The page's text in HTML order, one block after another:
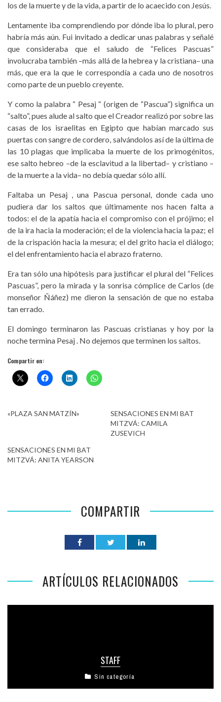
los de la muerte y de la vida, a partir de lo acaecido con Jesús.
Lentamente iba comprendiendo por dónde iba lo plural, pero
habría más aún. Fui invitado a dedicar unas palabras y señalé
que consideraba que el saludo de “Felices Pascuas”
involucraba también –más allá de la hebrea y la cristiana– una
más, que era la que le correspondía a cada uno de nosotros
como parte de un pueblo creyente.
Y como la palabra “ Pesaj “ (origen de “Pascua”) significa un
“salto”, pues alude al salto que el Creador realizó por sobre las
casas de los israelitas en Egipto que habían marcado sus
puertas con sangre de cordero, salván­dolos así de la última de
las 10 plagas que implicaba la muerte de los primogénitos,
ese salto hebreo –de la esclavitud a la libertad– y cristiano –
de la muerte a la vida– no debía quedar sólo allí.
Faltaba un Pesaj , una Pascua personal, donde cada uno
pudiera dar los saltos que últimamente nos hacen falta a
todos: el de la apatía hacia el compromiso con el prójimo; el
de la ira hacia la moderación; el de la violencia hacia la paz; el
de la crispación hacia la mesura; el del grito hacia el diálogo;
el del enfrentamiento hacia el abrazo fraterno.
Era tan sólo una hipótesis para justificar el plural del “Felices
Pascuas”, pero la mirada y la sonrisa cómplice de Carlos (de
monseñor Ñáñez) me dieron la sensación de que no estaba
tan errado.
El domingo terminaron las Pascuas cristianas y hoy por la
noche termina Pesaj . No dejemos que terminen los saltos.
Compartir en:
«PLAZA SAN MATZÍN»
SENSACIONES EN MI BAT
MITZVÁ: CAMILA
ZUSEVICH
SENSACIONES EN MI BAT
MITZVÁ: ANITA YEARSON
COMPARTIR
ARTÍCULOS RELACIONADOS
STAFF
Sin categoría